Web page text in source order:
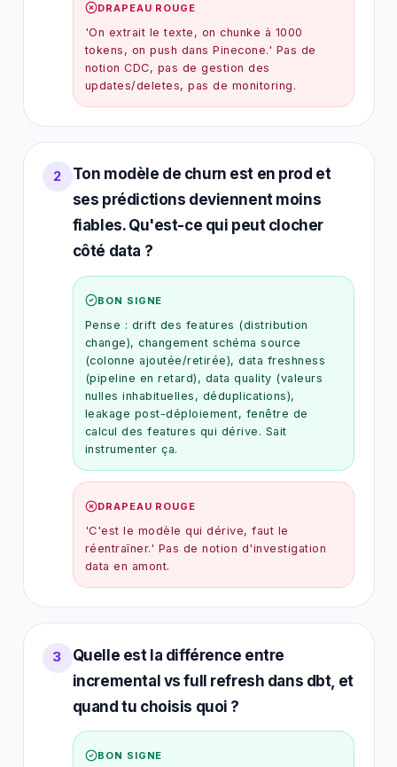
DRAPEAU ROUGE
'On extrait le texte, on chunke à 1000
tokens, on push dans Pinecone.' Pas de
notion CDC, pas de gestion des
updates/deletes, pas de monitoring.
2
Ton modèle de churn est en prod et
ses prédictions deviennent moins
fiables. Qu'est-ce qui peut clocher
côté data ?
BON SIGNE
Pense : drift des features (distribution
change), changement schéma source
(colonne ajoutée/retirée), data freshness
(pipeline en retard), data quality (valeurs
nulles inhabituelles, déduplications),
leakage post-déploiement, fenêtre de
calcul des features qui dérive. Sait
instrumenter ça.
DRAPEAU ROUGE
'C'est le modèle qui dérive, faut le
réentraîner.' Pas de notion d'investigation
data en amont.
3
Quelle est la différence entre
incremental vs full refresh dans dbt, et
quand tu choisis quoi ?
BON SIGNE